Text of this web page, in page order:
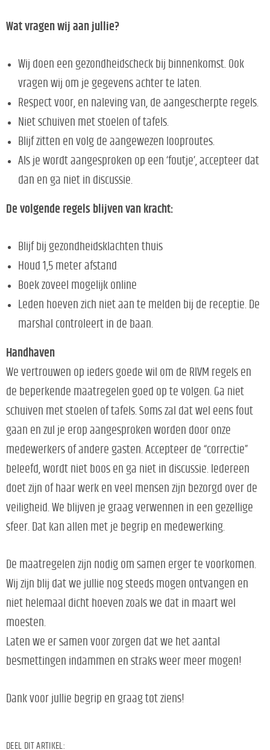
Wat vragen wij aan jullie?
Wij doen een gezondheidscheck bij binnenkomst. Ook
vragen wij om je gegevens achter te laten.
Respect voor, en naleving van, de aangescherpte regels.
Niet schuiven met stoelen of tafels.
Blijf zitten en volg de aangewezen looproutes.
Als je wordt aangesproken op een ‘foutje’, accepteer dat
dan en ga niet in discussie.
De volgende regels blijven van kracht:
Blijf bij gezondheidsklachten thuis
Houd 1,5 meter afstand
Boek zoveel mogelijk online
Leden hoeven zich niet aan te melden bij de receptie. De
marshal controleert in de baan.
Handhaven
We vertrouwen op ieders goede wil om de RIVM regels en
de beperkende maatregelen goed op te volgen. Ga niet
schuiven met stoelen of tafels. Soms zal dat wel eens fout
gaan en zul je erop aangesproken worden door onze
medewerkers of andere gasten. Accepteer de “correctie”
beleefd, wordt niet boos en ga niet in discussie. Iedereen
doet zijn of haar werk en veel mensen zijn bezorgd over de
veiligheid. We blijven je graag verwennen in een gezellige
sfeer. Dat kan allen met je begrip en medewerking.
De maatregelen zijn nodig om samen erger te voorkomen.
Wij zijn blij dat we jullie nog steeds mogen ontvangen en
niet helemaal dicht hoeven zoals we dat in maart wel
moesten.
Laten we er samen voor zorgen dat we het aantal
besmettingen indammen en straks weer meer mogen!
Dank voor jullie begrip en graag tot ziens!
DEEL DIT ARTIKEL: